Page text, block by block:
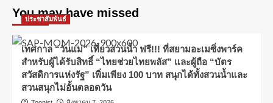
You may have missed
ประชาสัมพันธ์
เทศกาล “วันแม่” เที่ยวสวนน้ำ ฟรี!!! ที่สยามอะเมซิ่งพาร์ค
สำหรับผู้ได้รับสิทธิ์ “ไทยช่วยไทยพลัส” และผู้ถือ “บัตร
สวัสดิการแห่งรัฐ” เพิ่มเพียง 100 บาท สนุกได้ทั้งสวนน้ำและ
สวนสนุกไม่อั้นตลอดวัน